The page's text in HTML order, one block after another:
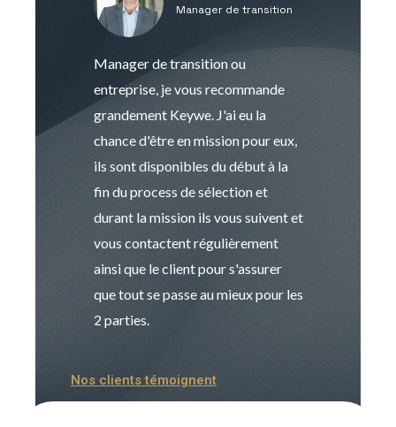
Manager de transition
Manager de transition ou
entreprise, je vous recommande
grandement Keywe. J'ai eu la
chance d'être en mission pour eux,
ils sont disponibles du début à la
fin du process de sélection et
durant la mission ils vous suivent et
vous contactent régulièrement
ainsi que le client pour s'assurer
que tout se passe au mieux pour les
2 parties.
Nos clients témoignent